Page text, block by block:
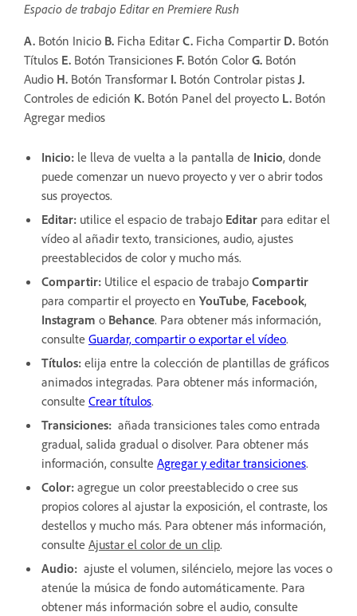
Espacio de trabajo Editar en Premiere Rush
A. Botón Inicio B. Ficha Editar C. Ficha Compartir D. Botón
Títulos E. Botón Transiciones F. Botón Color G. Botón
Audio H. Botón Transformar I. Botón Controlar pistasJ.
Controles de edición K. Botón Panel del proyecto L. Botón
Agregar medios
Inicio: le lleva de vuelta a la pantalla de Inicio, donde
puede comenzar un nuevo proyecto y ver o abrir todos
sus proyectos.
Editar: utilice el espacio de trabajo Editar para editar el
vídeo al añadir texto, transiciones, audio, ajustes
preestablecidos de color y mucho más.
Compartir: Utilice el espacio de trabajo Compartir
para compartir el proyecto en YouTube, Facebook,
Instagram o Behance. Para obtener más información,
consulte Guardar, compartir o exportar el vídeo.
Títulos: elija entre la colección de plantillas de gráficos
animados integradas. Para obtener más información,
consulte Crear títulos.
Transiciones: añada transiciones tales como entrada
gradual, salida gradual o disolver. Para obtener más
información, consulte Agregar y editar transiciones.
Color: agregue un color preestablecido o cree sus
propios colores al ajustar la exposición, el contraste, los
destellos y mucho más. Para obtener más información,
consulte Ajustar el color de un clip.
Audio: ajuste el volumen, siléncielo, mejore las voces o
atenúe la música de fondo automáticamente. Para
obtener más información sobre el audio, consulte